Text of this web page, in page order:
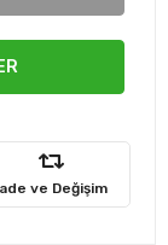
ve Değişim